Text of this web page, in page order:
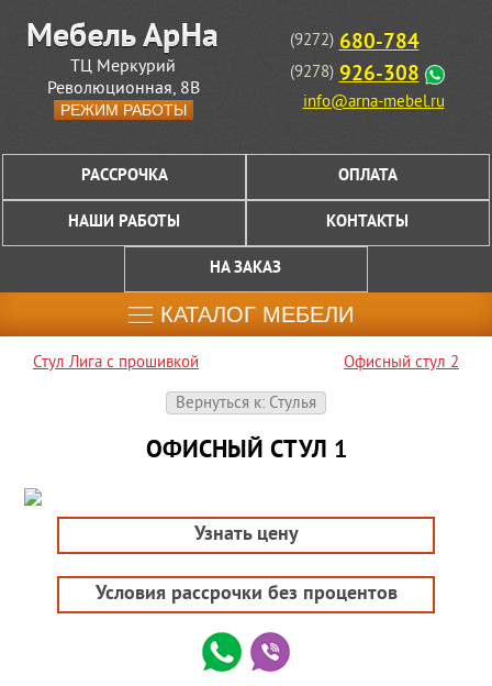
ТЦ Меркурий
Революционная, 8В
РЕЖИМ РАБОТЫ
(9272) 680-784
(9278) 926-308
info@arna-mebel.ru
РАССРОЧКА ОПЛАТА
НАШИ РАБОТЫ КОНТАКТЫ
НА ЗАКАЗ
КАТАЛОГ МЕБЕЛИ
Стул Лига с прошивкой
Офисный стул 2
Вернуться к: Стулья
ОФИСНЫЙ СТУЛ 1
Узнать цену
Условия рассрочки без процентов